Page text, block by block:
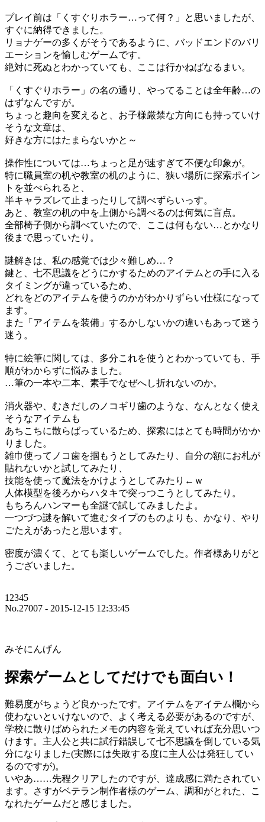
プレイ前は「くすぐりホラー…って何？」と思いましたが、
すぐに納得できました。
リョナゲーの多くがそうであるように、バッドエンドのバリ
エーションを愉しむゲームです。
絶対に死ぬとわかっていても、ここは行かねばなるまい。
「くすぐりホラー」の名の通り、やってることは全年齢…の
はずなんですが。
ちょっと趣向を変えると、お子様厳禁な方向にも持っていけ
そうな文章は、
好きな方にはたまらないかと～
操作性については…ちょっと足が速すぎて不便な印象が。
特に職員室の机や教室の机のように、狭い場所に探索ポイン
トを並べられると、
半キャラズレて止まったりして調べずらいっす。
あと、教室の机の中を上側から調べるのは何気に盲点。
全部椅子側から調べていたので、ここは何もない…とかなり
後まで思っていたり。
謎解きは、私の感覚では少々難しめ…？
鍵と、七不思議をどうにかするためのアイテムとの手に入る
タイミングが違っているため、
どれをどのアイテムを使うのかがわかりずらい仕様になって
ます。
また「アイテムを装備」するかしないかの違いもあって迷う
迷う。
特に絵筆に関しては、多分これを使うとわかっていても、手
順がわからずに悩みました。
…筆の一本や二本、素手でなぜへし折れないのか。
消火器や、むきだしのノコギリ歯のような、なんとなく使え
そうなアイテムも
あちこちに散らばっているため、探索にはとても時間がかか
りました。
雑巾使ってノコ歯を掴もうとしてみたり、自分の額にお札が
貼れないかと試してみたり、
技能を使って魔法をかけようとしてみたり←ｗ
人体模型を後ろからハタキで突っつこうとしてみたり。
もちろんハンマーも全謎で試してみましたよ。
一つづつ謎を解いて進むタイプのものよりも、かなり、やり
ごたえがあったと思います。
密度が濃くて、とても楽しいゲームでした。作者様ありがと
うございました。
12345
No.27007 - 2015-12-15 12:33:45
みそにんげん
探索ゲームとしてだけでも面白い！
難易度がちょうど良かったです。アイテムをアイテム欄から
使わないといけないので、よく考える必要があるのですが、
学校に散りばめられたメモの内容を覚えていれば充分思いつ
けます。主人公と共に試行錯誤して七不思議を倒している気
分になりました(実際には失敗する度に主人公は発狂してい
るのですが)。
いやあ……先程クリアしたのですが、達成感に満たされてい
ます。さすがベテラン制作者様のゲーム、調和がとれた、こ
なれたゲームだと感じました。